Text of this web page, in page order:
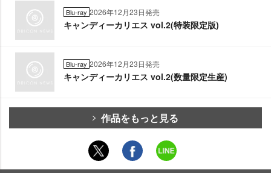
Blu-ray 2026年12月23日発売
キャンディーカリエス vol.2(特装限定版)
Blu-ray 2026年12月23日発売
キャンディーカリエス vol.2(数量限定生産)
作品をもっと見る